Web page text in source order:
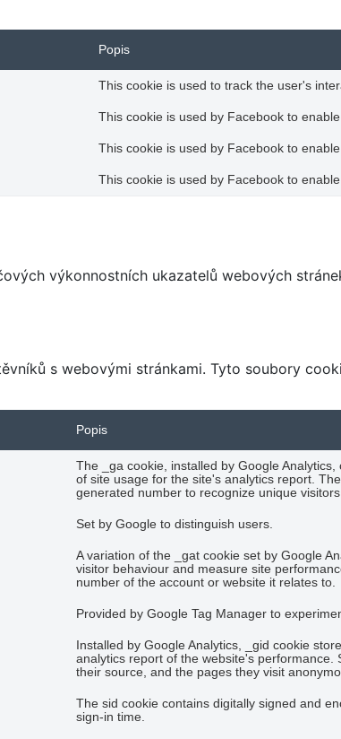
Popis
This cookie is used to track the user's
This cookie is used by Facebook to
This cookie is used by Facebook to
This cookie is used by Facebook to
výkonnostních ukazatelů webových
s webovými stránkami. Tyto soubory
Popis
The _ga cookie, installed by Google
of site usage for the site's analytics report.
generated number to recognize unique
Set by Google to distinguish users.
A variation of the _gat cookie set by Google
visitor behaviour and measure site
number of the account or website it relates to.
Provided by Google Tag Manager to
Installed by Google Analytics, _gid cookie
analytics report of the website's
their source, and the pages they visit
The sid cookie contains digitally signed and
sign-in time.